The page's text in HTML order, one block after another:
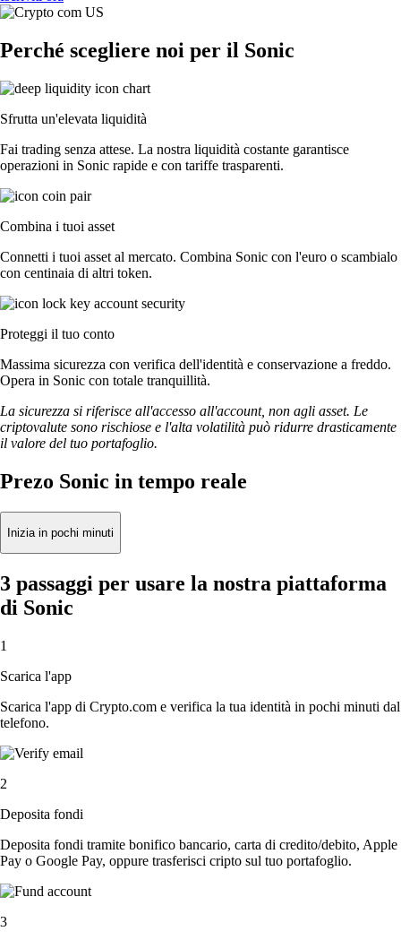
Perché scegliere noi per il Sonic
Sfrutta un'elevata liquidità
Fai trading senza attese. La nostra liquidità costante garantisce
operazioni in Sonic rapide e con tariffe trasparenti.
Combina i tuoi asset
Connetti i tuoi asset al mercato. Combina Sonic con l'euro o scambialo
con centinaia di altri token.
Proteggi il tuo conto
Massima sicurezza con verifica dell'identità e conservazione a freddo.
Opera in Sonic con totale tranquillità.
La sicurezza si riferisce all'accesso all'account, non agli asset. Le
criptovalute sono rischiose e l'alta volatilità può ridurre drasticamente
il valore del tuo portafoglio.
Prezo Sonic in tempo reale
Inizia in pochi minuti
3 passaggi per usare la nostra piattaforma
di Sonic
1
Scarica l'app
Scarica l'app di Crypto.com e verifica la tua identità in pochi minuti dal
telefono.
2
Deposita fondi
Deposita fondi tramite bonifico bancario, carta di credito/debito, Apple
Pay o Google Pay, oppure trasferisci cripto sul tuo portafoglio.
3